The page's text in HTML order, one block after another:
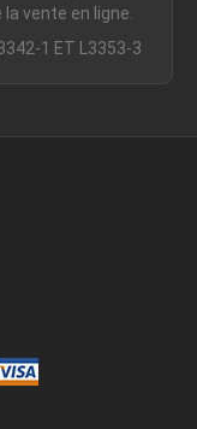
vente en ligne.
1 ET L3353-3